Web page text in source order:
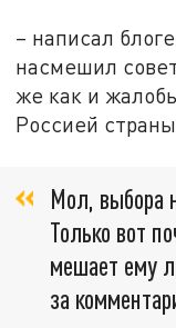
– написал
насмешил
же как и
Россией
Мол, выбора
Только вот
мешает ему
за